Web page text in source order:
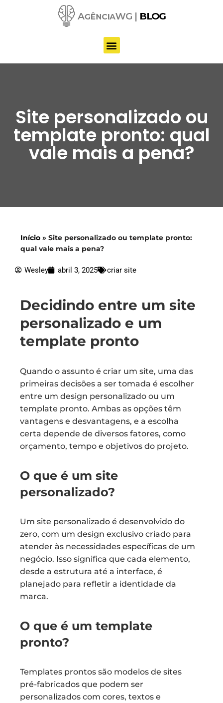
conteúdo
Site personalizado ou
template pronto: qual
vale mais a pena?
Início » Site personalizado ou template pronto:
qual vale mais a pena?
Wesley abril 3, 2025 criar site
Decidindo entre um site
personalizado e um
template pronto
Quando o assunto é criar um site, uma das
primeiras decisões a ser tomada é escolher
entre um design personalizado ou um
template pronto. Ambas as opções têm
vantagens e desvantagens, e a escolha
certa depende de diversos fatores, como
orçamento, tempo e objetivos do projeto.
O que é um site
personalizado?
Um site personalizado é desenvolvido do
zero, com um design exclusivo criado para
atender às necessidades específicas de um
negócio. Isso significa que cada elemento,
desde a estrutura até a interface, é
planejado para refletir a identidade da
marca.
O que é um template
pronto?
Templates prontos são modelos de sites
pré-fabricados que podem ser
personalizados com cores, textos e